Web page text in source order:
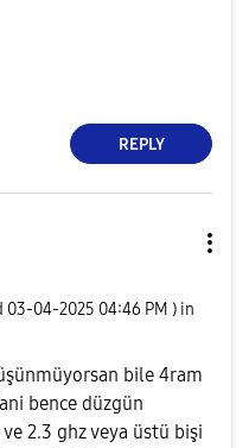
REPLY
‎03-04-2025 04:46 PM ) in
bile 4ram
bence düzgün
2.3 ghz veya üstü bişi